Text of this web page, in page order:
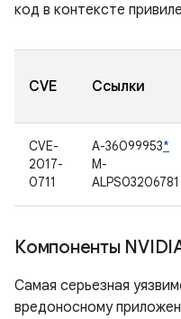
код в контексте
CVE Ссылки
CVE-
2017-
0711
A-36099953*
M-
ALPS03206781
Компоненты
Самая серьезная
вредоносному